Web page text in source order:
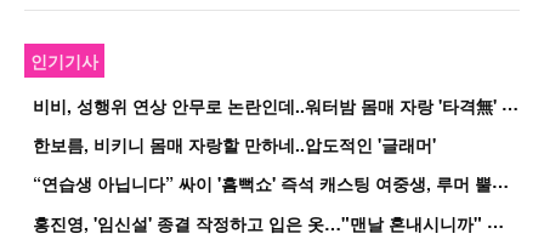
인기기사
비
비, 성행위 연상 안무로 논란인데..워터밤 몸매 자랑 '타격無' 근황
한보름, 비키니 몸매 자랑할 만하네..압도적인 '글래머'
“
연습생 아닙니다” 싸이 '흠뻑쇼' 즉석 캐스팅 여중생, 루머 뿔났다[Oh!쎈 이...
홍
진영, '임신설' 종결 작정하고 입은 옷…"맨날 혼내시니까" 억울